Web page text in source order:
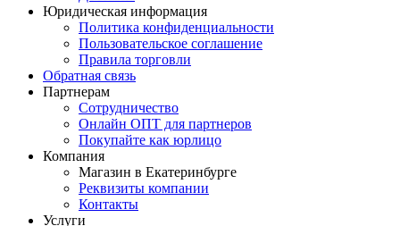
Юридическая информация
Политика конфиденциальности
Пользовательское соглашение
Правила торговли
Обратная связь
Партнерам
Сотрудничество
Онлайн ОПТ для партнеров
Покупайте как юрлицо
Компания
Магазин в Екатеринбурге
Реквизиты компании
Контакты
Услуги